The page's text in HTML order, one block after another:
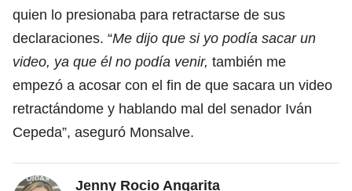
quien lo presionaba para retractarse de sus
declaraciones. “Me dijo que si yo podía sacar un
video, ya que él no podía venir, también me
empezó a acosar con el fin de que sacara un video
retractándome y hablando mal del senador Iván
Cepeda”, aseguró Monsalve.
Jenny Rocio Angarita